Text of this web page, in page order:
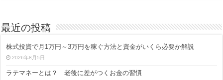
最近の投稿
株式投資で月1万円～3万円を稼ぐ方法と資金がいくら必要か解説
2026年8月5日
ラテマネーとは？ 老後に差がつくお金の習慣